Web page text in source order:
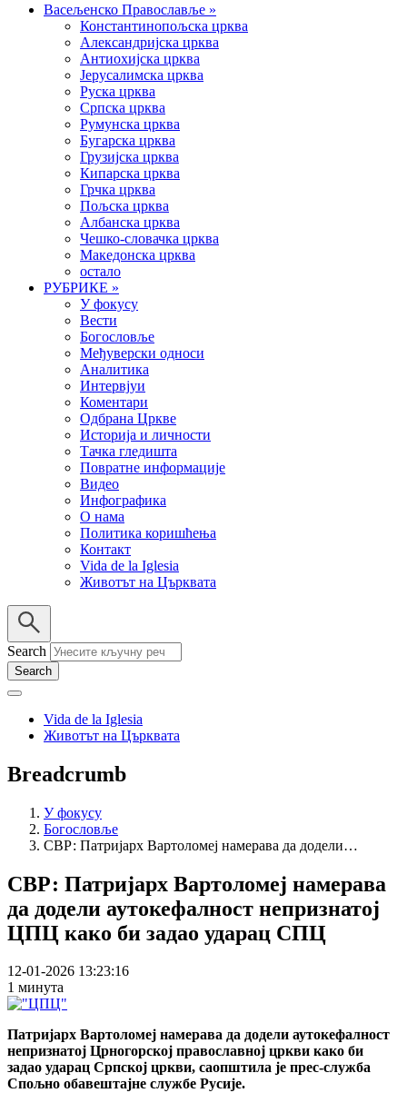
Васељенско Православље »
Константинопољска црква
Александријска црква
Антиохијска црква
Јерусалимска црква
Руска црква
Српска црква
Румунска црква
Бугарска црква
Грузијска црква
Кипарска црква
Грчка црква
Пољска црква
Албанска црква
Чешко-словачка црква
Македонска црква
остало
РУБРИКЕ »
У фокусу
Вести
Богословље
Међуверски односи
Аналитика
Интервјуи
Коментари
Одбрана Цркве
Историја и личности
Тачка гледишта
Повратне информације
Видео
Инфографика
О нама
Политика коришћења
Контакт
Vida de la Iglesia
Животът на Църквата
Search
Vida de la Iglesia
Животът на Църквата
Breadcrumb
У фокусу
Богословље
СВР: Патријарх Вартоломеј намерава да додели…
СВР: Патријарх Вартоломеј намерава
да додели аутокефалност непризнатој
ЦПЦ како би задао ударац СПЦ
12-01-2026 13:23:16
1 минута
Патријарх Вартоломеј намерава да додели аутокефалност
непризнатој Црногорској православној цркви како би
задао ударац Српској цркви, саопштила је прес-служба
Спољно обавештајне службе Русије.